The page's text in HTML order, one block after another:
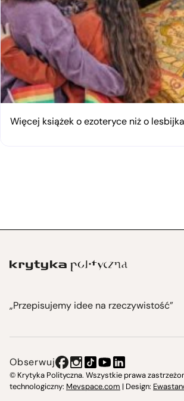
Więcej książek o ezoteryce niż o
„Przepisujemy idee na rzeczywistość”
Instytut Krytyki Politycznej
Obserwuj
© Krytyka Polityczna. Wszystkie prawa
technologiczny: Mevspace.com | Design: